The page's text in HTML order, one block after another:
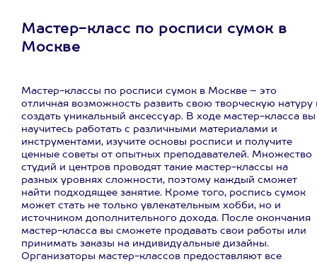
Мастер-класс по росписи сумок в
Москве
Мастер-классы по росписи сумок в Москве – это
отличная возможность развить свою творческую натуру
создать уникальный аксессуар. В ходе мастер-класса вы
научитесь работать с различными материалами и
инструментами, изучите основы росписи и получите
ценные советы от опытных преподавателей. Множество
студий и центров проводят такие мастер-классы на
разных уровнях сложности, поэтому каждый сможет
найти подходящее занятие. Кроме того, роспись сумок
может стать не только увлекательным хобби, но и
источником дополнительного дохода. После окончания
мастер-класса вы сможете продавать свои работы или
принимать заказы на индивидуальные дизайны.
Организаторы мастер-классов предоставляют все